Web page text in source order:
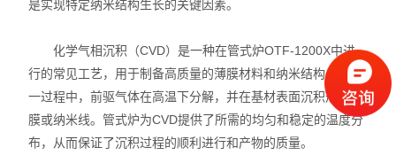
是实现特定纳米结构生长的关键因素。
化学气相沉积（CVD）是一种在管式炉OTF-1200X中进
行的常见工艺，用于制备高质量的薄膜材料和纳米结构。在这
一过程中，前驱气体在高温下分解，并在基材表面沉积形成薄
膜或纳米线。管式炉为CVD提供了所需的均匀和稳定的温度分
布，从而保证了沉积过程的顺利进行和产物的质量。